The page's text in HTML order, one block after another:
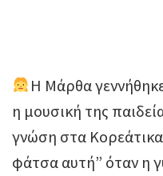
Η Μάρθα
η μουσική της
γνώση στα
φάτσα αυτή” όταν η